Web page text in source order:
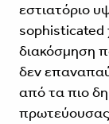
εστιατόριο
sophisticated
διακόσμηση
δεν
από τα πιο